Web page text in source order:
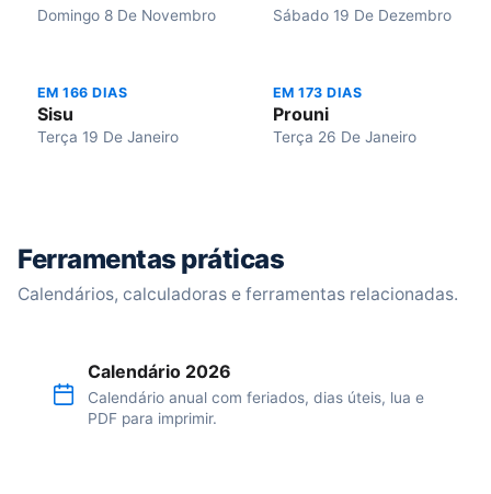
Domingo 8 De Novembro Sábado 19 De Dezembro
EM 166 DIAS
Sisu
Terça 19 De Janeiro
EM 173 DIAS
Prouni
Terça 26 De Janeiro
Ferramentas práticas
Calendários, calculadoras e ferramentas relacionadas.
Calendário 2026
Calendário anual com feriados, dias úteis, lua e
PDF para imprimir.